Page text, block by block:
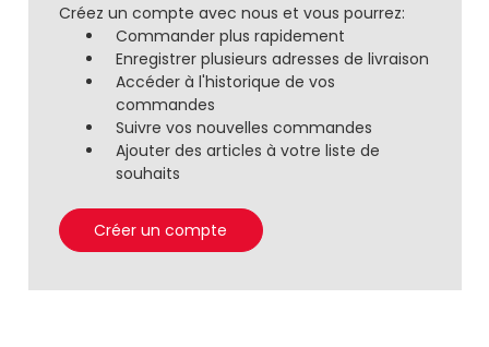
Créez un compte avec nous et vous pourrez:
Commander plus rapidement
Enregistrer plusieurs adresses de livraison
Accéder à l'historique de vos
commandes
Suivre vos nouvelles commandes
Ajouter des articles à votre liste de
souhaits
Créer un compte